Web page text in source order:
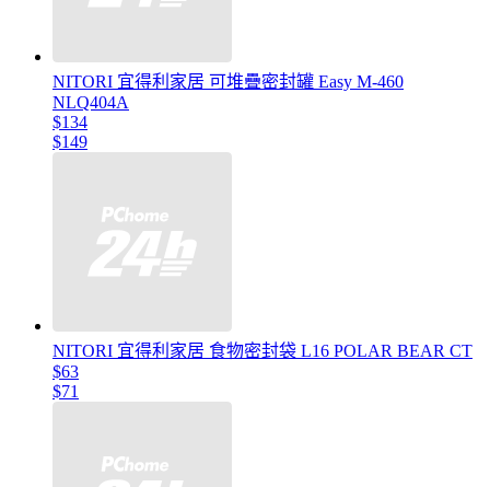
NITORI 宜得利家居 可堆疊密封罐 Easy M-460
NLQ404A
$134
$149
NITORI 宜得利家居 食物密封袋 L16 POLAR BEAR CT
$63
$71